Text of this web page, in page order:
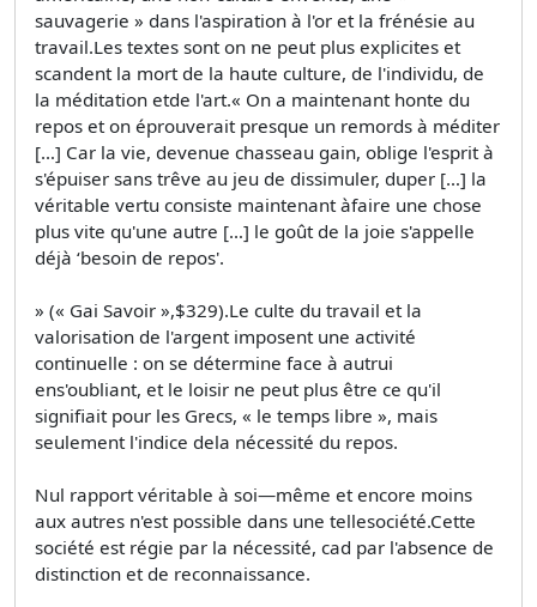
sauvagerie » dans l'aspiration à l'or et la frénésie au
travail.Les textes sont on ne peut plus explicites et
scandent la mort de la haute culture, de l'individu, de
la méditation etde l'art.« On a maintenant honte du
repos et on éprouverait presque un remords à méditer
[…] Car la vie, devenue chasseau gain, oblige l'esprit à
s'épuiser sans trêve au jeu de dissimuler, duper […] la
véritable vertu consiste maintenant àfaire une chose
plus vite qu'une autre […] le goût de la joie s'appelle
déjà ‘besoin de repos'.
» (« Gai Savoir »,$329).Le culte du travail et la
valorisation de l'argent imposent une activité
continuelle : on se détermine face à autrui
ens'oubliant, et le loisir ne peut plus être ce qu'il
signifiait pour les Grecs, « le temps libre », mais
seulement l'indice dela nécessité du repos.
Nul rapport véritable à soi—même et encore moins
aux autres n'est possible dans une tellesociété.Cette
société est régie par la nécessité, cad par l'absence de
distinction et de reconnaissance.